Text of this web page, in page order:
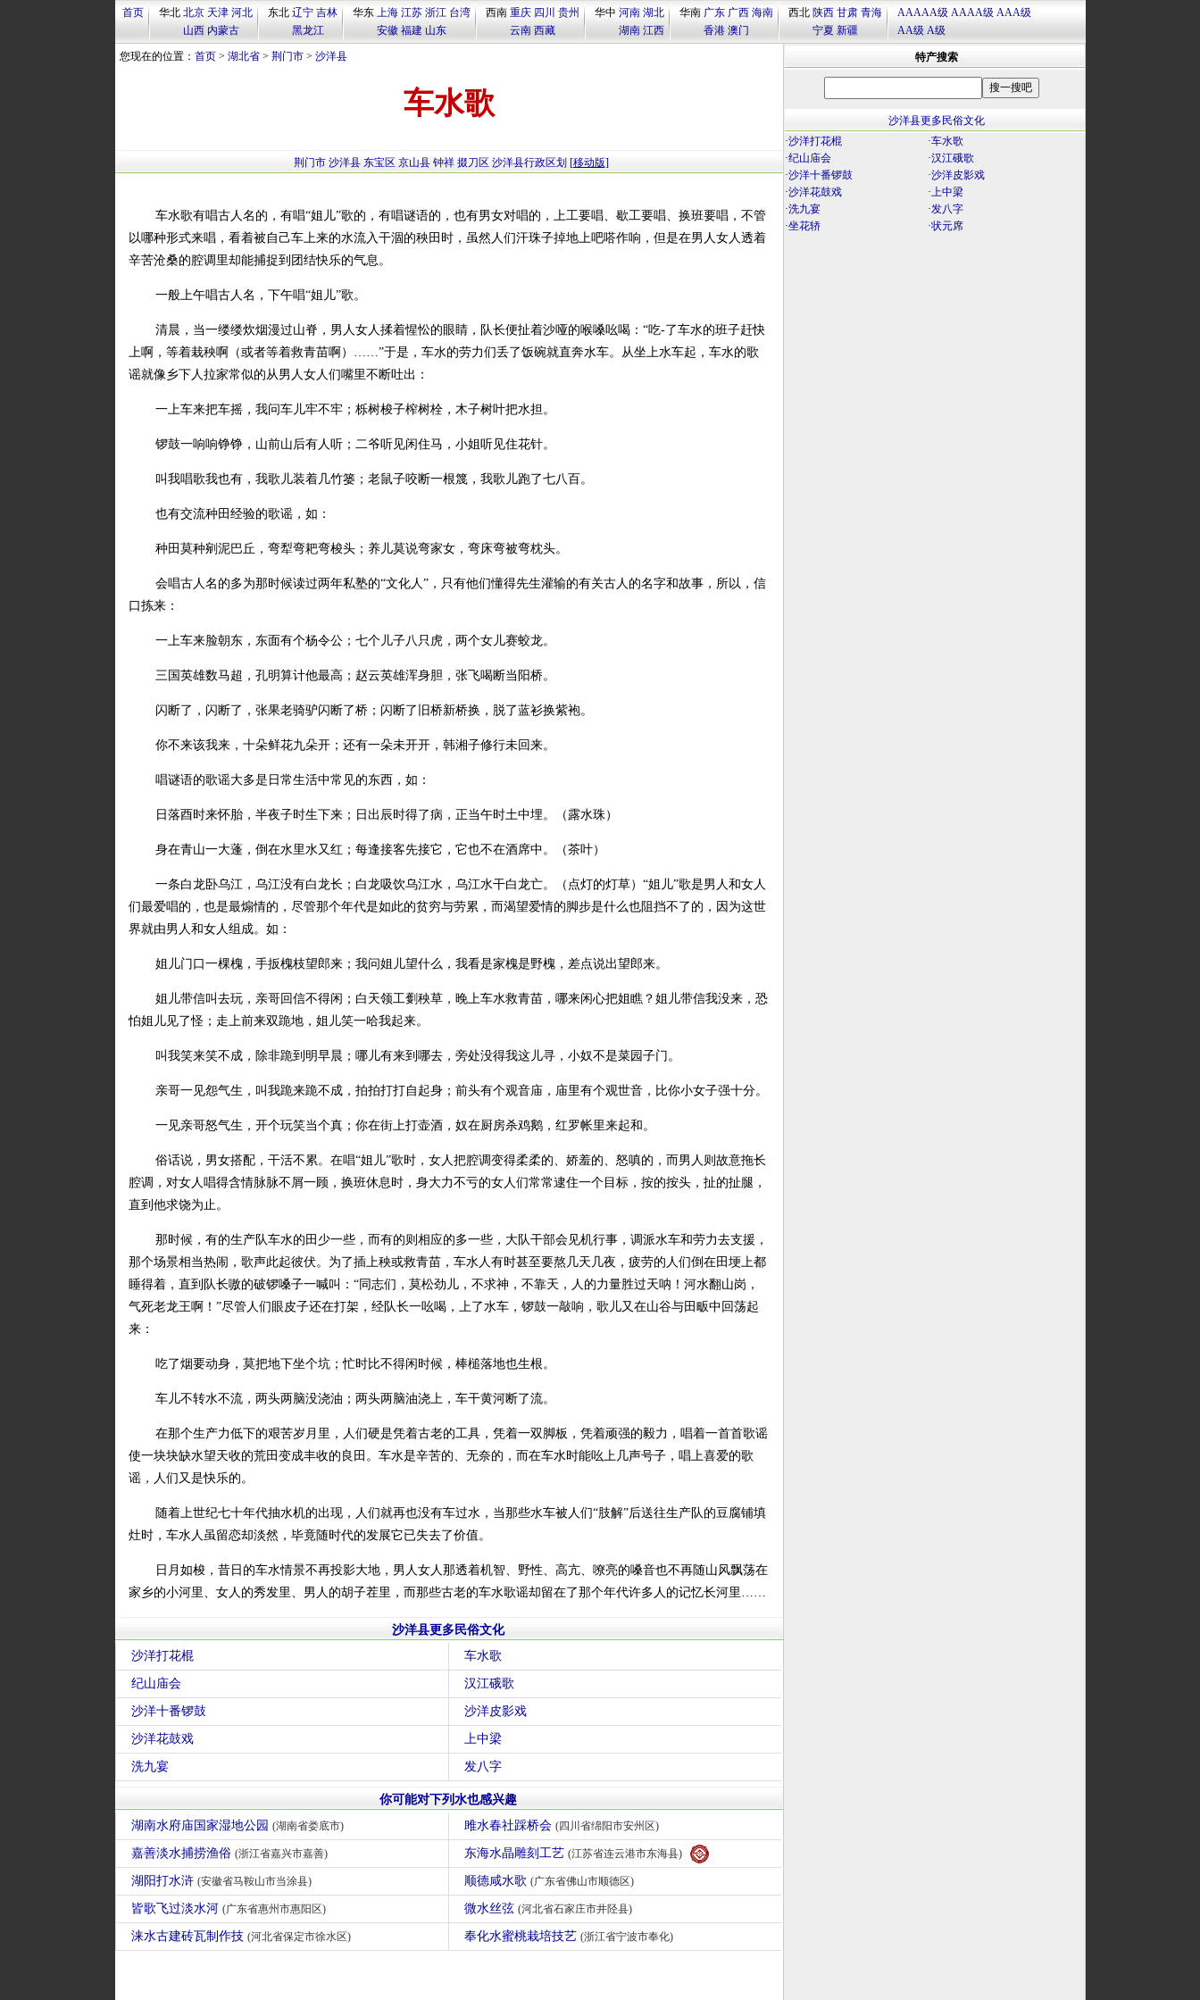
首页 华北 北京 天津 河北
山西 内蒙古
东北 辽宁 吉林
黑龙江
华东 上海 江苏 浙江 台湾
安徽 福建 山东
西南 重庆 四川 贵州
云南 西藏
华中 河南 湖北
湖南 江西
华南 广东 广西 海南
香港 澳门
西北 陕西 甘肃 青海
宁夏 新疆
AAAAA级 AAAA级 AAA级
AA级 A级
您现在的位置： 首页> 湖北省> 荆门市> 沙洋县
车水歌
荆门市 沙洋县 东宝区 京山县 钟祥 掇刀区 沙洋县行政区划 [移动版]
车水歌有唱古人名的，有唱“姐儿”歌的，有唱谜语的，也有男女对唱的，上工要唱、歇工要唱、换班要唱，不管
以哪种形式来唱，看着被自己车上来的水流入干涸的秧田时，虽然人们汗珠子掉地上吧嗒作响，但是在男人女人透着
辛苦沧桑的腔调里却能捕捉到团结快乐的气息。
一般上午唱古人名，下午唱“姐儿”歌。
清晨，当一缕缕炊烟漫过山脊，男人女人揉着惺忪的眼睛，队长便扯着沙哑的喉嗓吆喝：“吃-了车水的班子赶快
上啊，等着栽秧啊（或者等着救青苗啊）……”于是，车水的劳力们丢了饭碗就直奔水车。从坐上水车起，车水的歌
谣就像乡下人拉家常似的从男人女人们嘴里不断吐出：
一上车来把车摇，我问车儿牢不牢；栎树梭子榨树栓，木子树叶把水担。
锣鼓一响响铮铮，山前山后有人听；二爷听见闲住马，小姐听见住花针。
叫我唱歌我也有，我歌儿装着几竹篓；老鼠子咬断一根篾，我歌儿跑了七八百。
也有交流种田经验的歌谣，如：
种田莫种剜泥巴丘，弯犁弯耙弯梭头；养儿莫说弯家女，弯床弯被弯枕头。
会唱古人名的多为那时候读过两年私塾的“文化人”，只有他们懂得先生灌输的有关古人的名字和故事，所以，信
口拣来：
一上车来脸朝东，东面有个杨令公；七个儿子八只虎，两个女儿赛蛟龙。
三国英雄数马超，孔明算计他最高；赵云英雄浑身胆，张飞喝断当阳桥。
闪断了，闪断了，张果老骑驴闪断了桥；闪断了旧桥新桥换，脱了蓝衫换紫袍。
你不来该我来，十朵鲜花九朵开；还有一朵未开开，韩湘子修行未回来。
唱谜语的歌谣大多是日常生活中常见的东西，如：
日落酉时来怀胎，半夜子时生下来；日出辰时得了病，正当午时土中埋。（露水珠）
身在青山一大蓬，倒在水里水又红；每逢接客先接它，它也不在酒席中。（茶叶）
一条白龙卧乌江，乌江没有白龙长；白龙吸饮乌江水，乌江水干白龙亡。（点灯的灯草）“姐儿”歌是男人和女人
们最爱唱的，也是最煽情的，尽管那个年代是如此的贫穷与劳累，而渴望爱情的脚步是什么也阻挡不了的，因为这世
界就由男人和女人组成。如：
姐儿门口一棵槐，手扳槐枝望郎来；我问姐儿望什么，我看是家槐是野槐，差点说出望郎来。
姐儿带信叫去玩，亲哥回信不得闲；白天领工劐秧草，晚上车水救青苗，哪来闲心把姐瞧？姐儿带信我没来，恐
怕姐儿见了怪；走上前来双跪地，姐儿笑一哈我起来。
叫我笑来笑不成，除非跪到明早晨；哪儿有来到哪去，旁处没得我这儿寻，小奴不是菜园子门。
亲哥一见怨气生，叫我跪来跪不成，拍拍打打自起身；前头有个观音庙，庙里有个观世音，比你小女子强十分。
一见亲哥怒气生，开个玩笑当个真；你在街上打壶酒，奴在厨房杀鸡鹅，红罗帐里来起和。
俗话说，男女搭配，干活不累。在唱“姐儿”歌时，女人把腔调变得柔柔的、娇羞的、怒嗔的，而男人则故意拖长
腔调，对女人唱得含情脉脉不屑一顾，换班休息时，身大力不亏的女人们常常逮住一个目标，按的按头，扯的扯腿，
直到他求饶为止。
那时候，有的生产队车水的田少一些，而有的则相应的多一些，大队干部会见机行事，调派水车和劳力去支援，
那个场景相当热闹，歌声此起彼伏。为了插上秧或救青苗，车水人有时甚至要熬几天几夜，疲劳的人们倒在田埂上都
睡得着，直到队长嗷的破锣嗓子一喊叫：“同志们，莫松劲儿，不求神，不靠天，人的力量胜过天呐！河水翻山岗，
气死老龙王啊！”尽管人们眼皮子还在打架，经队长一吆喝，上了水车，锣鼓一敲响，歌儿又在山谷与田畈中回荡起
来：
吃了烟要动身，莫把地下坐个坑；忙时比不得闲时候，棒槌落地也生根。
车儿不转水不流，两头两脑没浇油；两头两脑油浇上，车干黄河断了流。
在那个生产力低下的艰苦岁月里，人们硬是凭着古老的工具，凭着一双脚板，凭着顽强的毅力，唱着一首首歌谣
使一块块缺水望天收的荒田变成丰收的良田。车水是辛苦的、无奈的，而在车水时能吆上几声号子，唱上喜爱的歌
谣，人们又是快乐的。
随着上世纪七十年代抽水机的出现，人们就再也没有车过水，当那些水车被人们“肢解”后送往生产队的豆腐铺填
灶时，车水人虽留恋却淡然，毕竟随时代的发展它已失去了价值。
日月如梭，昔日的车水情景不再投影大地，男人女人那透着机智、野性、高亢、嘹亮的嗓音也不再随山风飘荡在
家乡的小河里、女人的秀发里、男人的胡子茬里，而那些古老的车水歌谣却留在了那个年代许多人的记忆长河里……
沙洋县更多民俗文化
沙洋打花棍
车水歌
纪山庙会 汉江硪歌
沙洋十番锣鼓 沙洋皮影戏
沙洋花鼓戏 上中梁
洗九宴 发八字
你可能对下列水也感兴趣
湖南水府庙国家湿地公园 (湖南省娄底市) 雎水春社踩桥会 (四川省绵阳市安州区)
嘉善淡水捕捞渔俗 (浙江省嘉兴市嘉善) 东海水晶雕刻工艺 (江苏省连云港市东海县)
湖阳打水浒 (安徽省马鞍山市当涂县) 顺德咸水歌 (广东省佛山市顺德区)
皆歌飞过淡水河 (广东省惠州市惠阳区) 微水丝弦 (河北省石家庄市井陉县)
涞水古建砖瓦制作技 (河北省保定市徐水区) 奉化水蜜桃栽培技艺 (浙江省宁波市奉化)
特产搜索
沙洋县更多民俗文化
·沙洋打花棍 ·车水歌
·纪山庙会 ·汉江硪歌
·沙洋十番锣鼓 ·沙洋皮影戏
·沙洋花鼓戏 ·上中梁
·洗九宴 ·发八字
·坐花轿 ·状元席